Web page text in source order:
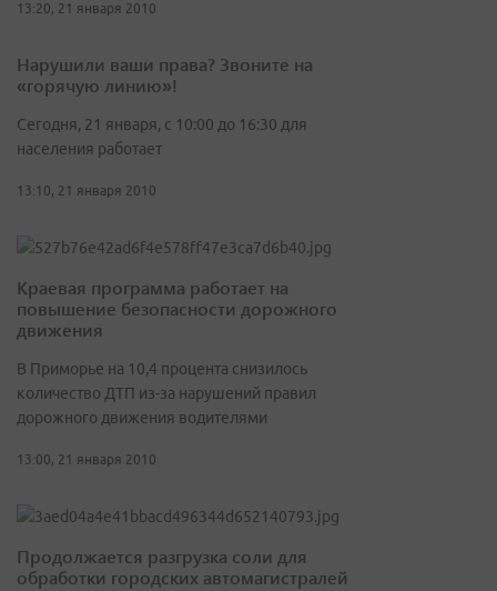
13:20, 21 января 2010
Нарушили ваши права? Звоните на
«горячую линию»!
Сегодня, 21 января, с 10:00 до 16:30 для
населения работает
13:10, 21 января 2010
Краевая программа работает на
повышение безопасности дорожного
движения
В Приморье на 10,4 процента снизилось
количество ДТП из-за нарушений правил
дорожного движения водителями
13:00, 21 января 2010
Продолжается разгрузка соли для
обработки городских автомагистралей